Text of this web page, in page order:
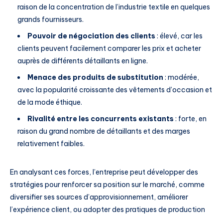
raison de la concentration de l’industrie textile en quelques
grands fournisseurs.
Pouvoir de négociation des clients : élevé, car les
clients peuvent facilement comparer les prix et acheter
auprès de différents détaillants en ligne.
Menace des produits de substitution : modérée,
avec la popularité croissante des vêtements d’occasion et
de la mode éthique.
Rivalité entre les concurrents existants : forte, en
raison du grand nombre de détaillants et des marges
relativement faibles.
En analysant ces forces, l’entreprise peut développer des
stratégies pour renforcer sa position sur le marché, comme
diversifier ses sources d’approvisionnement, améliorer
l’expérience client, ou adopter des pratiques de production